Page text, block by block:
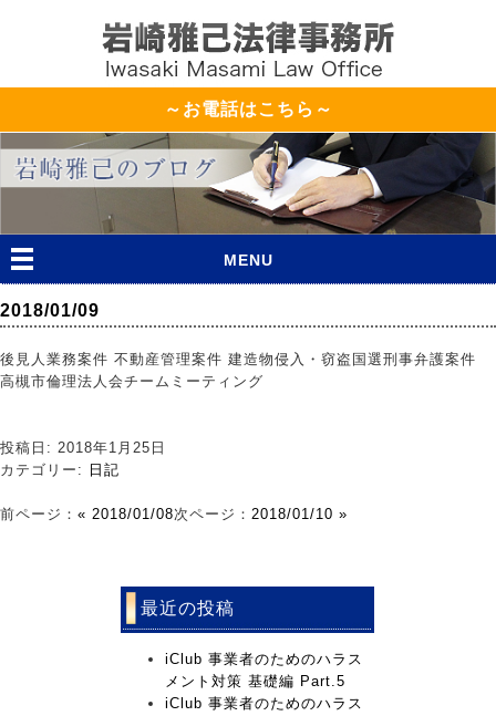
～お電話はこちら～
MENU
2018/01/09
後見人業務案件 不動産管理案件 建造物侵入・窃盗国選刑事弁護案件
高槻市倫理法人会チームミーティング
投稿日: 2018年1月25日
カテゴリー: 日記
前ページ： « 2018/01/08次ページ： 2018/01/10 »
最近の投稿
iClub 事業者のためのハラス
メント対策 基礎編 Part.5
iClub 事業者のためのハラス